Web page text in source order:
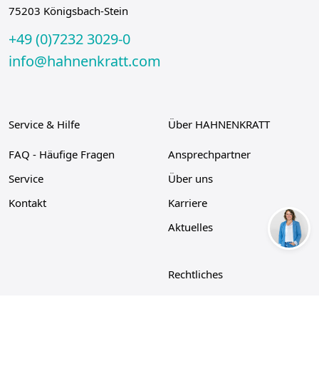
75203 Königsbach-Stein
+49 (0)7232 3029-0
info@hahnenkratt.com
Service & Hilfe
FAQ - Häufige Fragen
Service
Kontakt
Über HAHNENKRATT
Ansprechpartner
Über uns
Karriere
Aktuelles
Rechtliches